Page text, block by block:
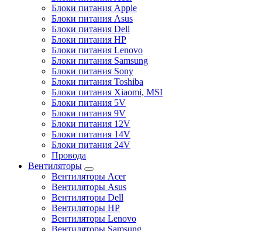
Блоки питания Apple
Блоки питания Asus
Блоки питания Dell
Блоки питания HP
Блоки питания Lenovo
Блоки питания Samsung
Блоки питания Sony
Блоки питания Toshiba
Блоки питания Xiaomi, MSI
Блоки питания 5V
Блоки питания 9V
Блоки питания 12V
Блоки питания 14V
Блоки питания 24V
Провода
Вентиляторы
Вентиляторы Acer
Вентиляторы Asus
Вентиляторы Dell
Вентиляторы HP
Вентиляторы Lenovo
Вентиляторы Samsung